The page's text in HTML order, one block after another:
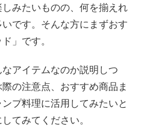
みたいものの、何を揃えれ
です。そんな方にまずおす
」です。
アイテムなのか説明しつ
の注意点、おすすめ商品ま
プ料理に活用してみたいと
てみてください。